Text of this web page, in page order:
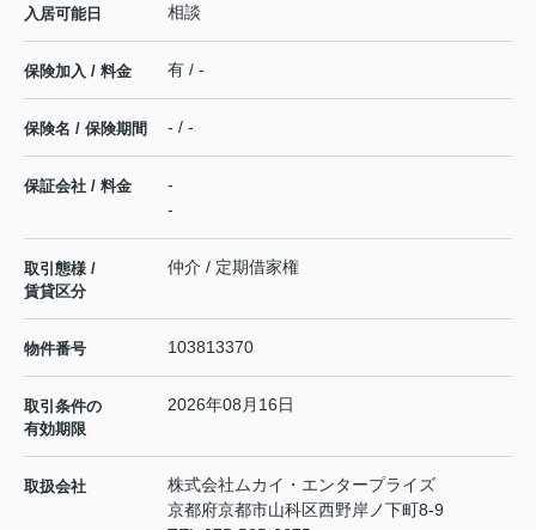
入居可能日 相談
保険加入 / 料金 有 / -
保険名 / 保険期間 - / -
保証会社 / 料金
-
-
取引態様 /
賃貸区分
仲介 / 定期借家権
物件番号 103813370
取引条件の
有効期限
2026年08月16日
取扱会社
株式会社ムカイ・エンタープライズ
京都府京都市山科区西野岸ノ下町8-9